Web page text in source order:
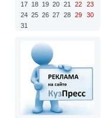
17 18 19 20 21 22
23
24 25 26 27 28 29
30
31